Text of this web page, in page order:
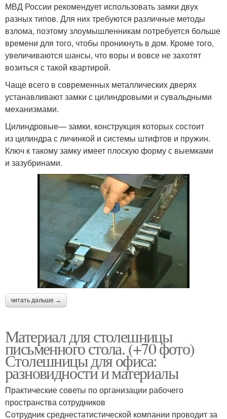
МВД России рекомендует использовать замки двух
разных типов. Для них требуются различные методы
взлома, поэтому злоумышленникам потребуется больше
времени для того, чтобы проникнуть в дом. Кроме того,
увеличиваются шансы, что воры и вовсе не захотят
возиться с такой квартирой.
Чаще всего в современных металлических дверях
устанавливают замки с цилиндровыми и сувальдными
механизмами.
Цилиндровые— замки, конструкция которых состоит
из цилиндра с личинкой и системы штифтов и пружин.
Ключ к такому замку имеет плоскую форму с выемками
и зазубринами.
читать дальше →
Материал для столешницы
письменного стола. (+70 фото)
Столешницы для офиса:
разновидности и материалы
Практические советы по организации рабочего
пространства сотрудников
Сотрудник среднестатистической компании проводит за